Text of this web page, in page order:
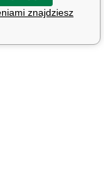
znajdziesz